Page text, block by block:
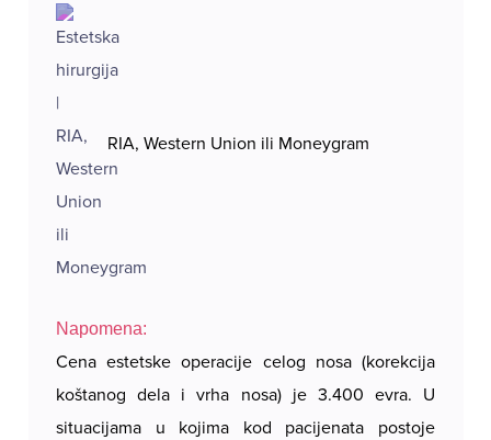
RIA, Western Union ili Moneygram
Napomena:
Cena estetske operacije celog nosa (korekcija
koštanog dela i vrha nosa) je 3.400 evra. U
situacijama u kojima kod pacijenata postoje